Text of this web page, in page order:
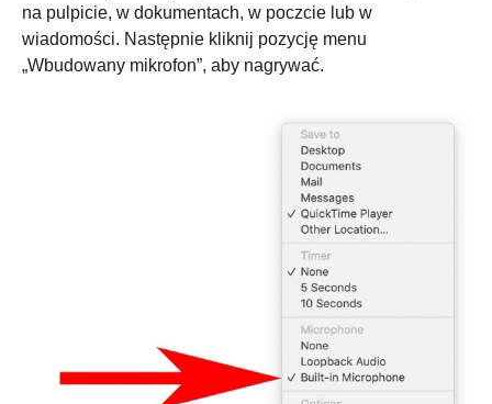
na pulpicie, w dokumentach, w poczcie lub w
wiadomości. Następnie kliknij pozycję menu
„Wbudowany mikrofon”, aby nagrywać.